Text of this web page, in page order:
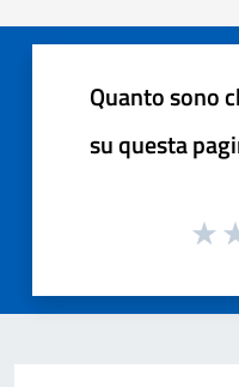
Quanto sono
su questa